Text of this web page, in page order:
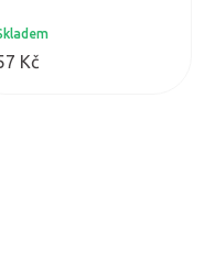
Kč